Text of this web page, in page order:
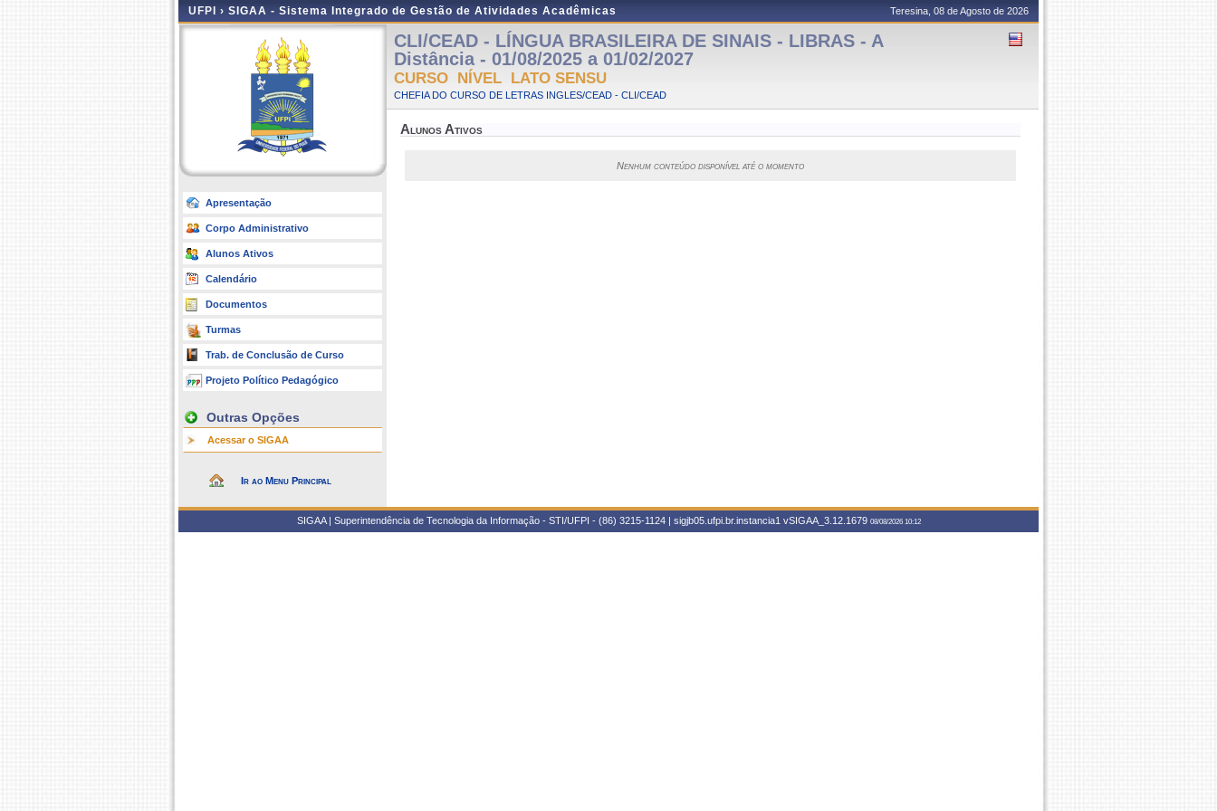
UFPI › SIGAA - Sistema Integrado de Gestão de Atividades Acadêmicas Teresina, 08 de Agosto de 2026
Apresentação
Corpo Administrativo
Alunos Ativos
Calendário
Documentos
Turmas
Trab. de Conclusão de Curso
Projeto Político Pedagógico
Outras Opções
Acessar o SIGAA
Ir ao Menu Principal
CLI/CEAD - LÍNGUA BRASILEIRA DE SINAIS - LIBRAS - A
Distância - 01/08/2025 a 01/02/2027
CURSO NÍVEL LATO SENSU
CHEFIA DO CURSO DE LETRAS INGLES/CEAD - CLI/CEAD
Alunos Ativos
Nenhum conteúdo disponível até o momento
SIGAA | Superintendência de Tecnologia da Informação - STI/UFPI - (86) 3215-1124 | sigjb05.ufpi.br.instancia1 vSIGAA_3.12.1679 08/08/2026 10:12